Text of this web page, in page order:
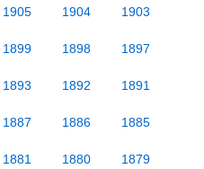
1905 1904 1903
1899 1898 1897
1893 1892 1891
1887 1886 1885
1881 1880 1879